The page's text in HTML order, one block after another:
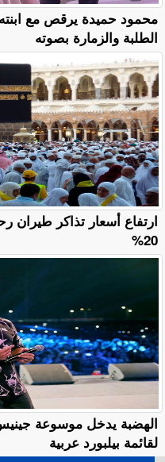
محمود حميدة يرقص مع
الطلبة والزمارة بصوته
ارتفاع أسعار تذاكر طيران
20%
الهضبة يدخل موسوعة
لقائمة بيلبورد عربية